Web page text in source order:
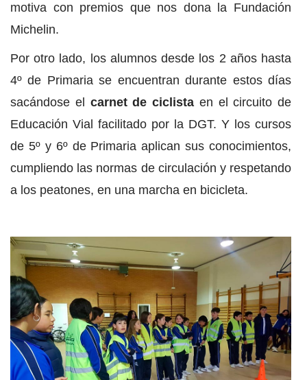
motiva con premios que nos dona la Fundación
Michelin.
Por otro lado, los alumnos desde los 2 años hasta
4º de Primaria se encuentran durante estos días
sacándose el carnet de ciclista en el circuito de
Educación Vial facilitado por la DGT. Y los cursos
de 5º y 6º de Primaria aplican sus conocimientos,
cumpliendo las normas de circulación y respetando
a los peatones, en una marcha en bicicleta.